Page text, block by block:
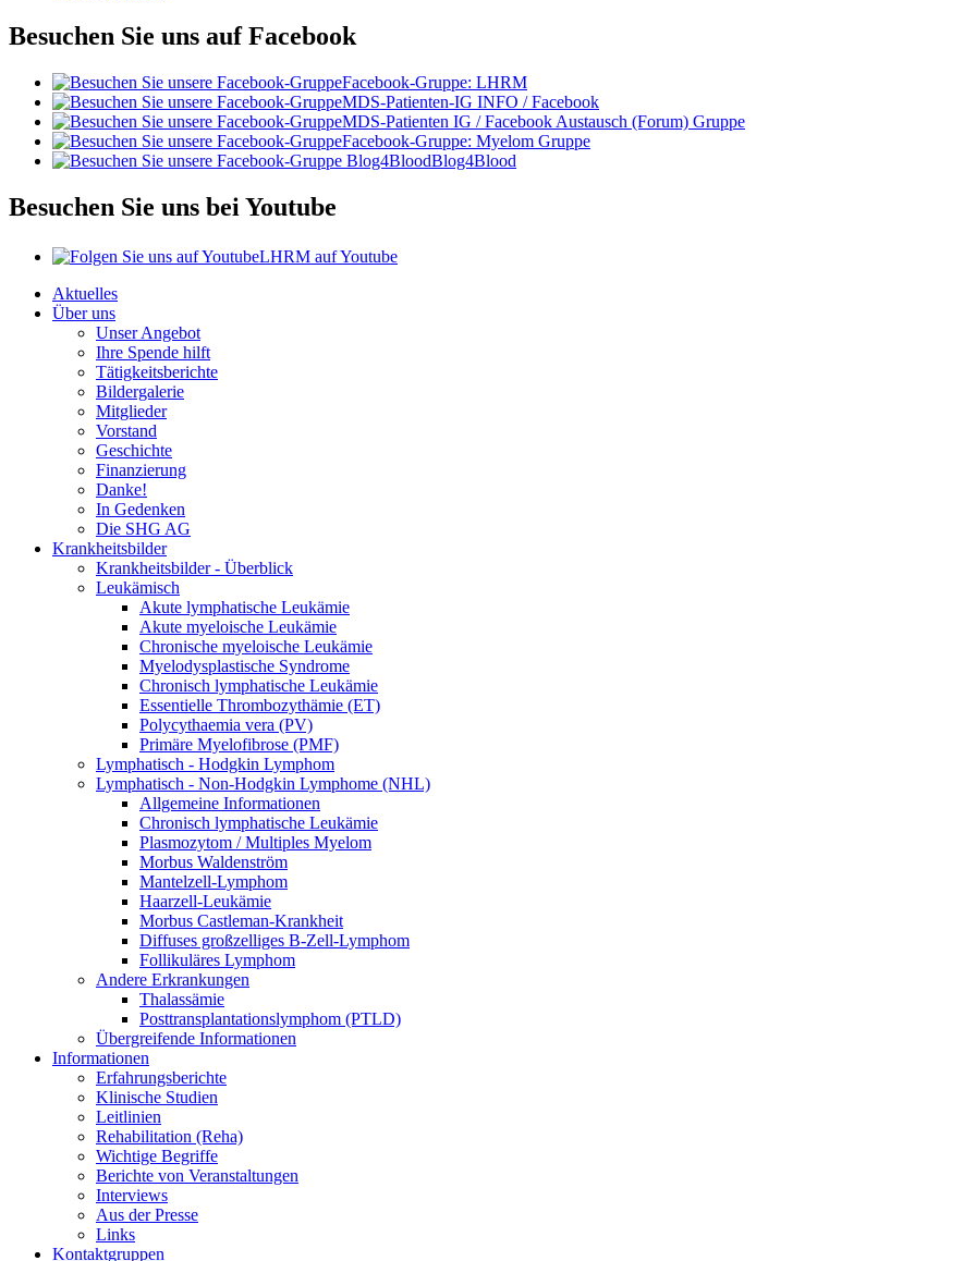
Besuchen Sie uns auf Facebook
Facebook-Gruppe: LHRM
MDS-Patienten-IG INFO / Facebook
MDS-Patienten IG / Facebook Austausch (Forum) Gruppe
Facebook-Gruppe: Myelom Gruppe
Blog4Blood
Besuchen Sie uns bei Youtube
LHRM auf Youtube
Aktuelles
Über uns
Unser Angebot
Ihre Spende hilft
Tätigkeitsberichte
Bildergalerie
Mitglieder
Vorstand
Geschichte
Finanzierung
Danke!
In Gedenken
Die SHG AG
Krankheitsbilder
Krankheitsbilder - Überblick
Leukämisch
Akute lymphatische Leukämie
Akute myeloische Leukämie
Chronische myeloische Leukämie
Myelodysplastische Syndrome
Chronisch lymphatische Leukämie
Essentielle Thrombozythämie (ET)
Polycythaemia vera (PV)
Primäre Myelofibrose (PMF)
Lymphatisch - Hodgkin Lymphom
Lymphatisch - Non-Hodgkin Lymphome (NHL)
Allgemeine Informationen
Chronisch lymphatische Leukämie
Plasmozytom / Multiples Myelom
Morbus Waldenström
Mantelzell-Lymphom
Haarzell-Leukämie
Morbus Castleman-Krankheit
Diffuses großzelliges B-Zell-Lymphom
Follikuläres Lymphom
Andere Erkrankungen
Thalassämie
Posttransplantationslymphom (PTLD)
Übergreifende Informationen
Informationen
Erfahrungsberichte
Klinische Studien
Leitlinien
Rehabilitation (Reha)
Wichtige Begriffe
Berichte von Veranstaltungen
Interviews
Aus der Presse
Links
Kontaktgruppen